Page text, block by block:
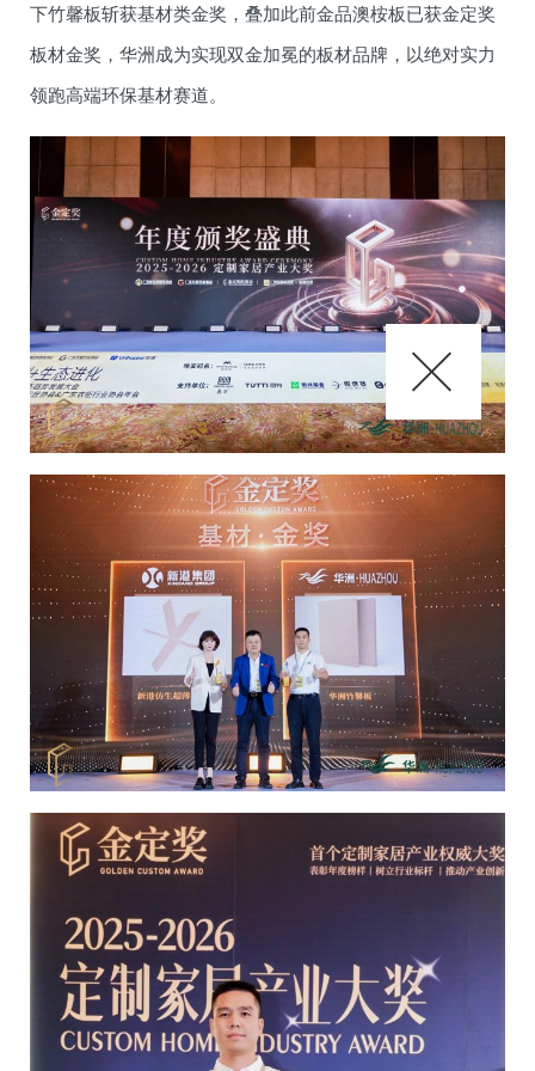
下竹馨板斩获基材类金奖，叠加此前金品澳桉板已获金定奖
板材金奖，华洲成为实现双金加冕的板材品牌，以绝对实力
领跑高端环保基材赛道。